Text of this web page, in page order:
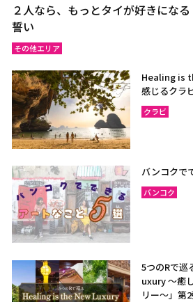
２人なら、もっとタイが好きにな
誓い
その他エリア
Healing is
感じるクラ
クラビ
バンコクで
バンコク
5つのRで
uxury ～癒
リー〜」第